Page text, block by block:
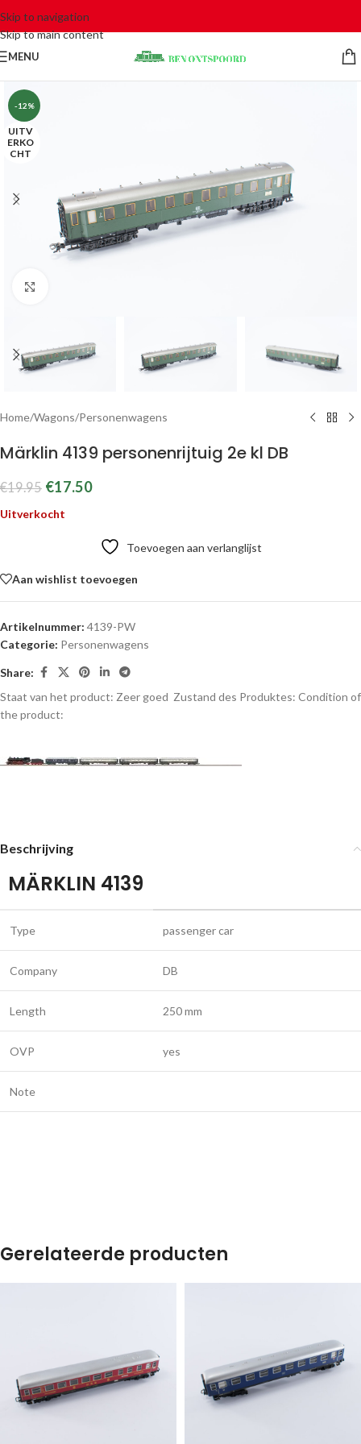
Skip to navigation
Skip to main content
MENU
-12%
UITV
ERKO
CHT
Home/Wagons/Personenwagens
Märklin 4139 personenrijtuig 2e kl DB
€19.95 €17.50
Uitverkocht
Toevoegen aan verlanglijst
Aan wishlist toevoegen
Artikelnummer: 4139-PW
Categorie: Personenwagens
Share:
Staat van het product: Zeer goed Zustand des Produktes: Condition of
the product:
Beschrijving
MÄRKLIN 4139
Type passenger car
Company DB
Length 250 mm
OVP yes
Note
Gerelateerde producten